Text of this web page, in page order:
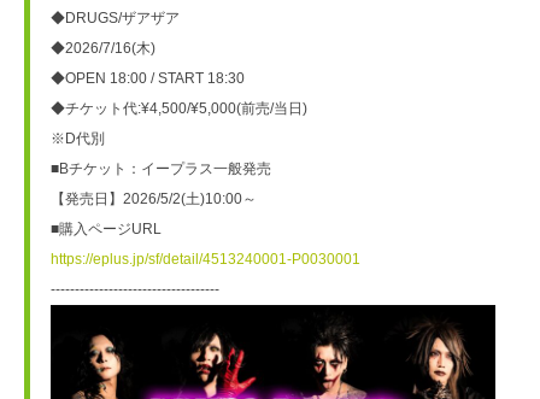
◆DRUGS/ザアザア
◆2026/7/16(木)
◆OPEN 18:00 / START 18:30
◆チケット代:¥4,500/¥5,000(前売/当日)
※D代別
■Bチケット：イープラス一般発売
【発売日】2026/5/2(土)10:00～
■購入ページURL
https://eplus.jp/sf/detail/4513240001-P0030001
-----------------------------------